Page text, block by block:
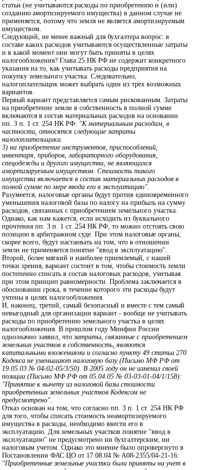
статьи (не учитываются расходы по приобретению и (или)
созданию амортизируемого имущества) в данном случае не
применяется, потому что земля не является амортизируемым
имуществом.
Следующий, не менее важный для бухгалтера вопрос: в
составе каких расходов учитываются осуществленные затраты
и в какой момент они могут быть приняты в целях
налогообложения? Глава 25 НК РФ не содержит конкретного
указания на то, как учитывать расходы предприятия на
покупку земельного участка. Следовательно,
налогоплательщик может выбрать один из трех возможных
вариантов.
Первый вариант представляется самым рискованным. Затраты
на приобретение земли в собственность в полной сумме
включаются в состав материальных расходов на основании
пп. 3 п. 1 ст. 254 НК РФ: "К материальным расходам, в
частности, относятся следующие затраты
налогоплательщика.
3) на приобретение инструментов, приспособлений,
инвентаря, приборов, лабораторного оборудования,
спецодежды и другого имущества, не являющихся
амортизируемым имуществом. Стоимость такого
имущества включается в состав материальных расходов в
полной сумме по мере ввода его в эксплуатацию".
Разумеется, налоговые органы будут против единовременного
уменьшения налоговой базы по налогу на прибыль на сумму
расходов, связанных с приобретением земельного участка.
Однако, как нам кажется, если исходить из буквального
прочтения пп. 3 п. 1 ст. 254 НК РФ, то можно отстоять свою
позицию в арбитражном суде. При этом налоговые органы,
скорее всего, будут настаивать на том, что в отношении
земли не применяется понятие "ввод в эксплуатацию".
Второй, более мягкий и наиболее приемлемый, с нашей
точки зрения, вариант состоит в том, чтобы стоимость земли
постепенно списать в состав налоговых расходов, учитывая
при этом принцип равномерности. Проблема заключается в
обосновании срока, в течение которого эти расходы будут
учтены в целях налогообложения.
И, наконец, третий, самый безопасный и вместе с тем самый
невыгодный для организации вариант - вообще не учитывать
расходы по приобретению земельного участка в целях
налогообложения. В прошлом году Минфин России
однозначно заявил, что затраты, связанные с приобретением
земельных участков в собственность, являются
капитальными вложениями и согласно пункту 49 статьи 270
Кодекса не уменьшают налоговую базу (Письмо МФ РФ от
19.05.03 № 04-02-05/3/50). В 2005 году он не изменил своей
позиции (Письмо МФ РФ от 05.04.05 № 03-03-01-04/1/158):
"Принятие к вычету из налоговой базы стоимости
приобретенных земельных участков Кодексом не
предусмотрено".
Отказ основан на том, что согласно пп. 3 п. 1 ст. 254 НК РФ
для того, чтобы списать стоимость неамортизируемого
имущества в расходы, необходимо ввести его в
эксплуатацию. Для земельных участков понятие "ввод в
эксплуатацию" не предусмотрено ни бухгалтерским, ни
налоговым учетом. Однако это мнение было опровергнуто в
Постановлении ФАС ЦО от 17.08.04 № А08-2355/04-21-16:
"Приобретенные земельные участки были приняты на учет в